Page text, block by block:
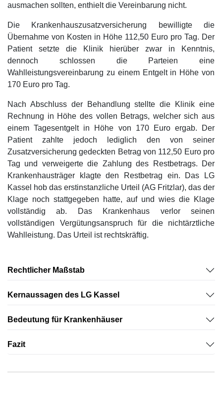
ausmachen sollten, enthielt die Vereinbarung nicht.
Die Krankenhauszusatzversicherung bewilligte die
Übernahme von Kosten in Höhe 112,50 Euro pro Tag. Der
Patient setzte die Klinik hierüber zwar in Kenntnis,
dennoch schlossen die Parteien eine
Wahlleistungsvereinbarung zu einem Entgelt in Höhe von
170 Euro pro Tag.
Nach Abschluss der Behandlung stellte die Klinik eine
Rechnung in Höhe des vollen Betrags, welcher sich aus
einem Tagesentgelt in Höhe von 170 Euro ergab. Der
Patient zahlte jedoch lediglich den von seiner
Zusatzversicherung gedeckten Betrag von 112,50 Euro pro
Tag und verweigerte die Zahlung des Restbetrags. Der
Krankenhausträger klagte den Restbetrag ein. Das LG
Kassel hob das erstinstanzliche Urteil (AG Fritzlar), das der
Klage noch stattgegeben hatte, auf und wies die Klage
vollständig ab. Das Krankenhaus verlor seinen
vollständigen Vergütungsanspruch für die nichtärztliche
Wahlleistung. Das Urteil ist rechtskräftig.
Rechtlicher Maßstab
Kernaussagen des LG Kassel
Bedeutung für Krankenhäuser
Fazit